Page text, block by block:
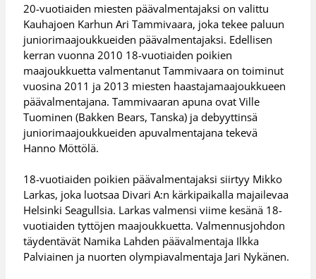
20-vuotiaiden miesten päävalmentajaksi on valittu
Kauhajoen Karhun Ari Tammivaara, joka tekee paluun
juniorimaajoukkueiden päävalmentajaksi. Edellisen
kerran vuonna 2010 18-vuotiaiden poikien
maajoukkuetta valmentanut Tammivaara on toiminut
vuosina 2011 ja 2013 miesten haastajamaajoukkueen
päävalmentajana. Tammivaaran apuna ovat Ville
Tuominen (Bakken Bears, Tanska) ja debyyttinsä
juniorimaajoukkueiden apuvalmentajana tekevä
Hanno Möttölä.
18-vuotiaiden poikien päävalmentajaksi siirtyy Mikko
Larkas, joka luotsaa Divari A:n kärkipaikalla majailevaa
Helsinki Seagullsia. Larkas valmensi viime kesänä 18-
vuotiaiden tyttöjen maajoukkuetta. Valmennusjohdon
täydentävät Namika Lahden päävalmentaja Ilkka
Palviainen ja nuorten olympiavalmentaja Jari Nykänen.